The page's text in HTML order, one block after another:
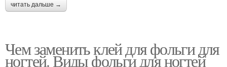
читать дальше →
Чем заменить клей для фольги для
ногтей. Виды фольги для ногтей